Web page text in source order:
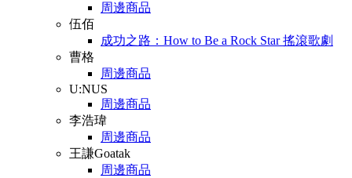
周邊商品
伍佰
成功之路：How to Be a Rock Star 搖滾歌劇
曹格
周邊商品
U:NUS
周邊商品
李浩瑋
周邊商品
王謙Goatak
周邊商品